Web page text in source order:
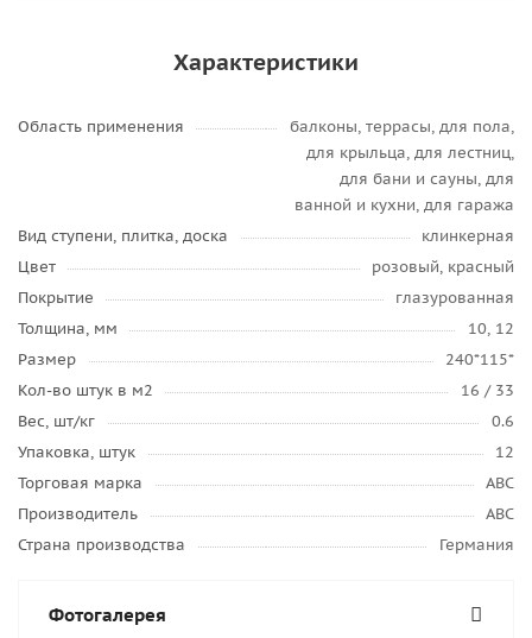
Характеристики
Область применения
балконы, террасы, для пола,
для крыльца, для лестниц,
для бани и сауны, для
ванной и кухни, для гаража
Вид ступени, плитка, доска
клинкерная
Цвет
розовый, красный
Покрытие
глазурованная
Толщина, мм
10, 12
Размер
240*115*
Кол-во штук в м2
16 / 33
Вес, шт/кг
0.6
Упаковка, штук
12
Торговая марка
ABC
Производитель
ABC
Страна производства
Германия
Фотогалерея